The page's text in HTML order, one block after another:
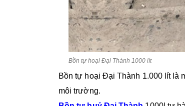
Bồn tự hoại Đại Thành 1000 lít
Bồn tự hoại Đại Thành 1.000 lít là
môi trường.